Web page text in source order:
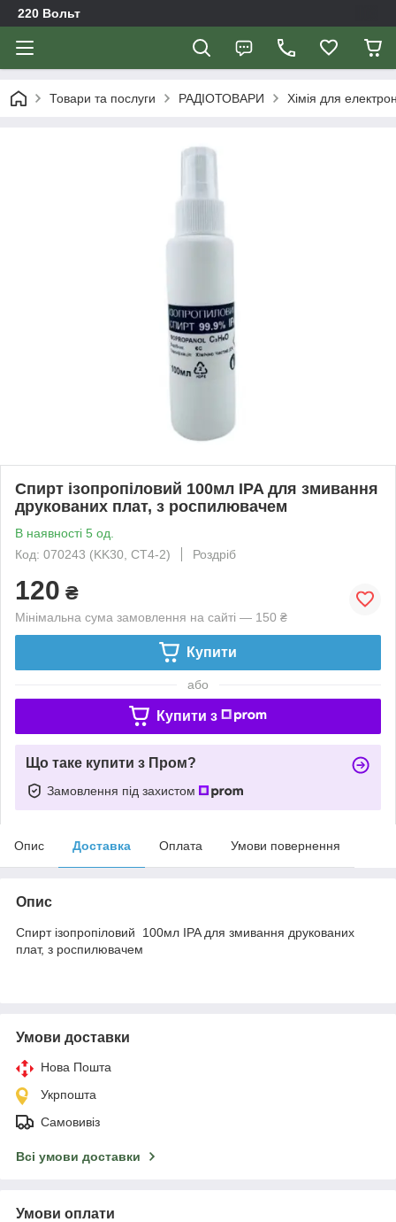
220 Вольт
Товари та послуги РАДІОТОВАРИ Хімія для
Спирт ізопропіловий 100мл IPA для змивання
друкованих плат, з роспилювачем
В наявності 5 од.
Код: 070243 (KK30, CT4-2)
Роздріб
120 ₴
Мінімальна сума замовлення на сайті — 150 ₴
Купити
або
Купити з
Що таке купити з Пром?
Замовлення під захистом
Опис Доставка Оплата Умови повернення
Опис
Спирт ізопропіловий 100мл IPA для змивання друкованих
плат, з роспилювачем
Умови доставки
Нова Пошта
Укрпошта
Самовивіз
Всі умови доставки
Умови оплати